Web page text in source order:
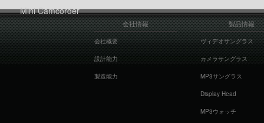
Mini Camcorder
会社情報
会社概要
設計能力
製造能力
製品情報
ヴィデオサングラス
カメラサングラス
MP3サングラス
Display Head
MP3ウォッチ